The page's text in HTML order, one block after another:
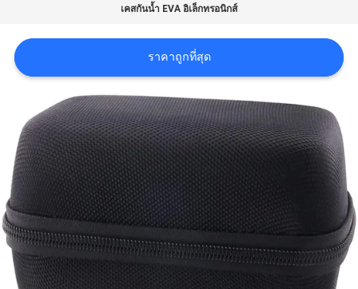
เคสกันน้ำ EVA อิเล็กทรอนิกส์
ราคาถูกที่สุด